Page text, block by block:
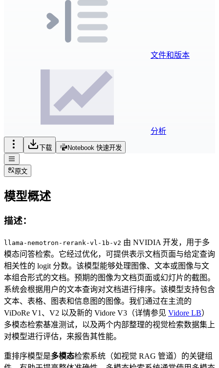
文件和版本
分析
下载 Notebook 快速开发
原文
模型概述
描述：
llama-nemotron-rerank-vl-1b-v2 由 NVIDIA 开发，用于多
模态问答检索。它经过优化，可提供表示文档页面与给定查询
相关性的 logit 分数。该模型能够处理图像、文本或图像与文
本组合形式的文档。预期的图像为文档页面或幻灯片的截图。
系统会根据用户的文本查询对文档进行排序。该模型支持包含
文本、表格、图表和信息图的图像。我们通过在主流的
ViDoRe V1、V2 以及新的 Vidore V3（详情参见 Vidore LB）
多模态检索基准测试，以及两个内部整理的视觉检索数据集上
对模型进行评估，来报告其性能。
重排序模型是多模态检索系统（如视觉 RAG 管道）的关键组